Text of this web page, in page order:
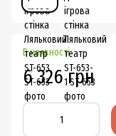
В наявності
6 326 грн